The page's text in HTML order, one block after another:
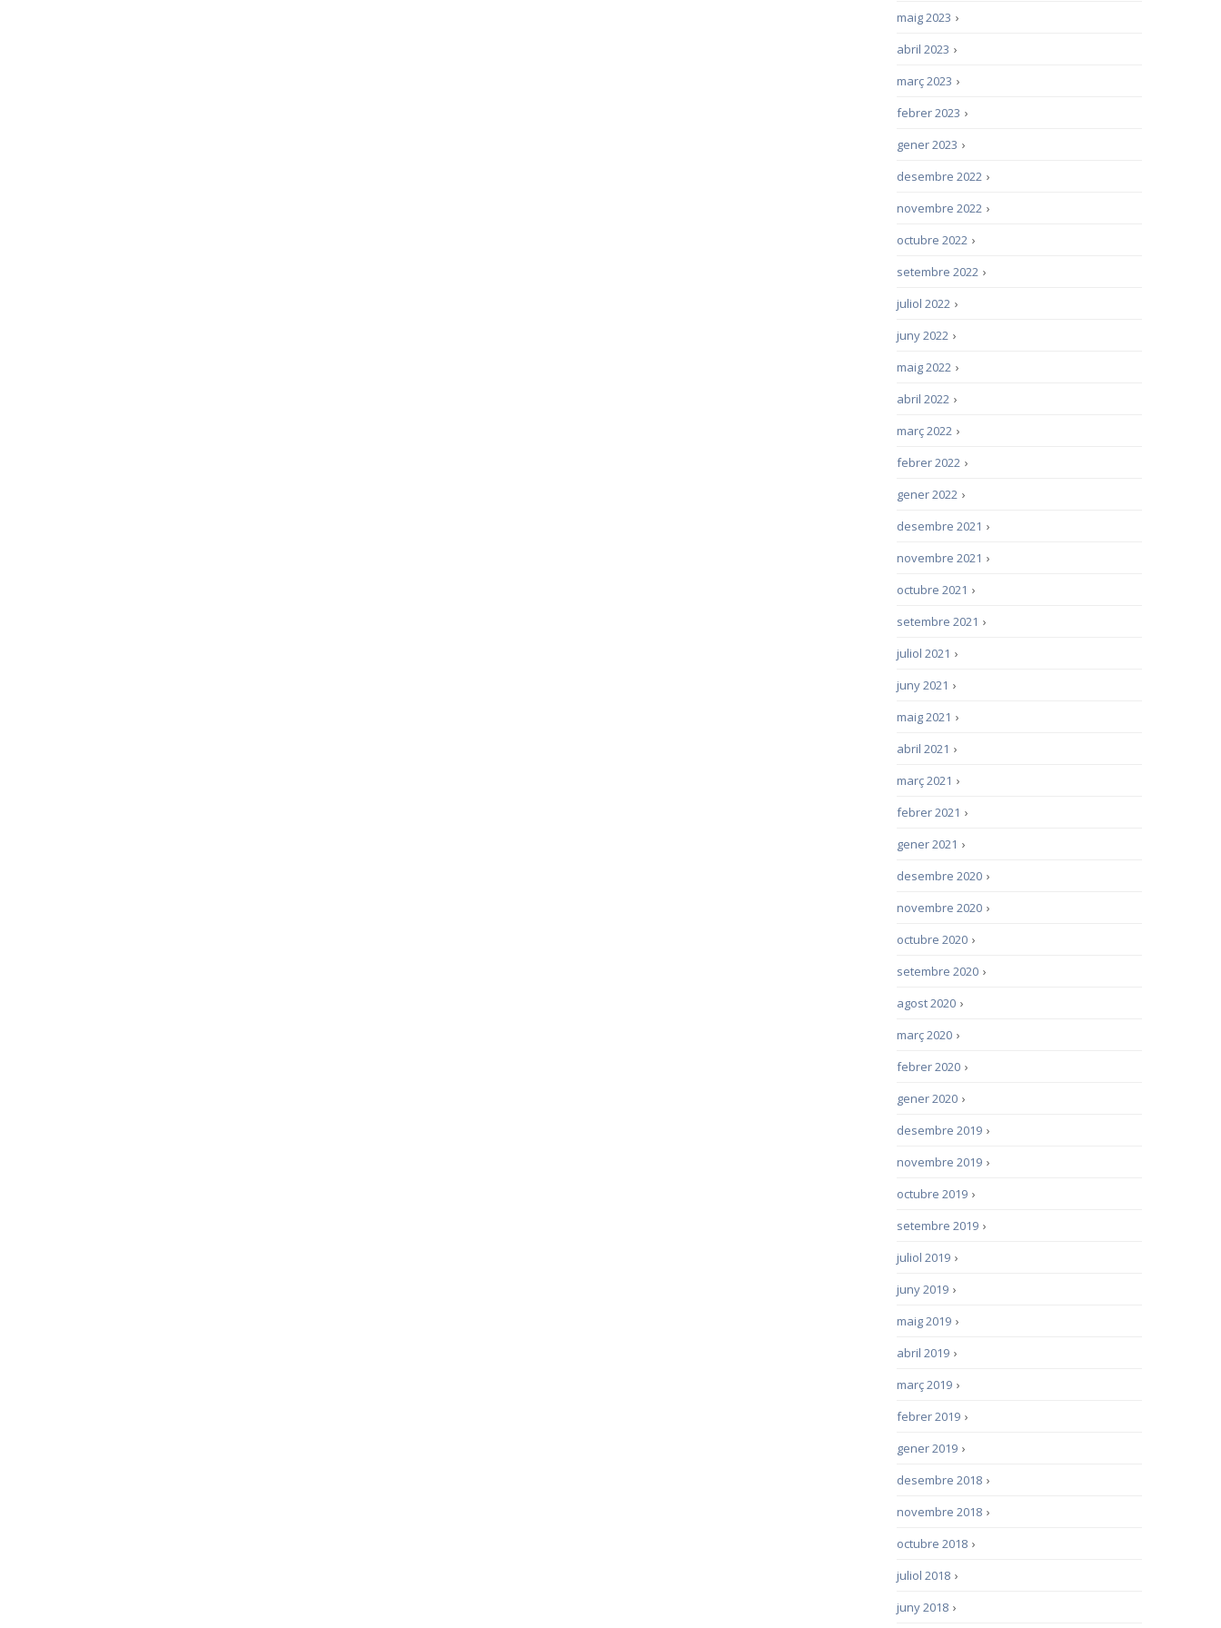
›
maig 2023
›
abril 2023
›
març 2023
›
febrer 2023
›
gener 2023
›
desembre 2022
›
novembre 2022
›
octubre 2022
›
setembre 2022
›
juliol 2022
›
juny 2022
›
maig 2022
›
abril 2022
›
març 2022
›
febrer 2022
›
gener 2022
›
desembre 2021
›
novembre 2021
›
octubre 2021
›
setembre 2021
›
juliol 2021
›
juny 2021
›
maig 2021
›
abril 2021
›
març 2021
›
febrer 2021
›
gener 2021
›
desembre 2020
›
novembre 2020
›
octubre 2020
›
setembre 2020
›
agost 2020
›
març 2020
›
febrer 2020
›
gener 2020
›
desembre 2019
›
novembre 2019
›
octubre 2019
›
setembre 2019
›
juliol 2019
›
juny 2019
›
maig 2019
›
abril 2019
›
març 2019
›
febrer 2019
›
gener 2019
›
desembre 2018
›
novembre 2018
›
octubre 2018
›
juliol 2018
›
juny 2018